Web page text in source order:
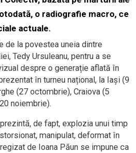
o radiografie macro, ce
actuale.
de la povestea uneia dintre
Tedy Ursuleanu, pentru a se
despre o generație aflată în
în turneu național, la Iași (9
(27 octombrie), Craiova (5
noiembrie).
de fapt, explozia unui timp
manipulat, deformat în
de Ioana Păun se impune ca